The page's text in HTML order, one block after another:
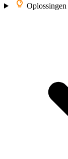
Oplossingen